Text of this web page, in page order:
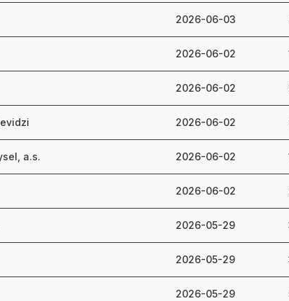
2026-06-03
2026-06-02
2026-06-02
2026-06-02
a.s. 2026-06-02
2026-06-02
2026-05-29
2026-05-29
2026-05-29